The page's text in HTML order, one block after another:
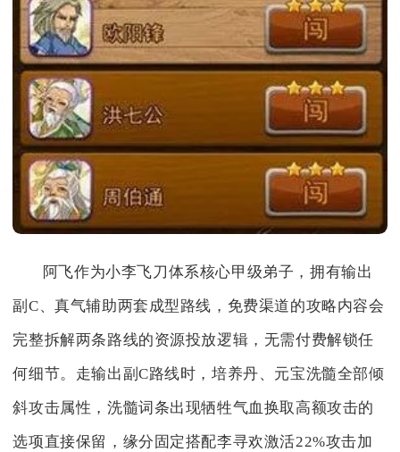
阿飞作为小李飞刀体系核心甲级弟子，拥有输出
副C、真气辅助两套成型路线，免费渠道的攻略内容会
完整拆解两条路线的资源投放逻辑，无需付费解锁任
何细节。走输出副C路线时，培养丹、元宝洗髓全部倾
斜攻击属性，洗髓词条出现牺牲气血换取高额攻击的
选项直接保留，缘分固定搭配李寻欢激活22%攻击加